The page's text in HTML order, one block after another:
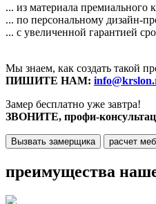
... из материала премиального
... по персональному дизайн-
... с увеличенной гарантией
Мы знаем, как создать такой
ПИШИТЕ НАМ:
Замер бесплатно уже завтра!
ЗВОНИТЕ, профи-
Вызвать замерщика расчет
преимущества